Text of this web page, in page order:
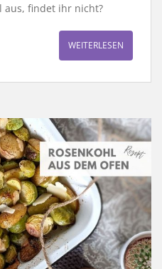
aus, findet ihr nicht?
WEITERLESEN